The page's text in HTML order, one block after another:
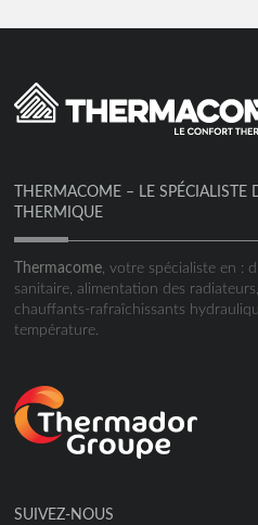
THERMACOME – LE SPÉCIALISTE
THERMIQUE
Thermacome , votre spécialiste en :
sanitaire, alimentation des
chauffants-rafraîchissants
température.
SUIVEZ-NOUS